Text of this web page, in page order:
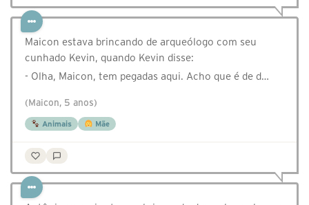
Maicon estava brincando de arqueólogo com seu
cunhado Kevin, quando Kevin disse:
- Olha, Maicon, tem pegadas aqui. Acho que é de d…
(Maicon, 5 anos)
Animais Mãe